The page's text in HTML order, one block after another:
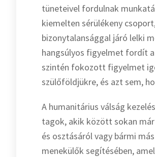
tüneteivel fordulnak
kiemelten sérülékeny
bizonytalansággal járó lelki
hangsúlyos figyelmet fordít
szintén fokozott figyelmet
szülőföldjükre, és azt sem,
A humanitárius válság
tagok, akik között sokan
és osztásáról vagy bármi
menekülők segítésében,